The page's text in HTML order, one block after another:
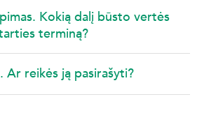
Kokią dalį būsto vertės
terminą?
reikės ją pasirašyti?